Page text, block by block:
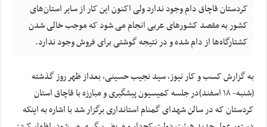
کردستان قاچاق دام وجود ندارد ولی اکنون این کار از سایر استان‌های
کشور به مقصد کشورهای عربی انجام می شود که موجب خالی شدن
کشتارگاه‌ها از دام شده و در نتیجه گوشتی برای فروش وجود ندارد.
به گزارش کسب و کار نیوز، سید نجیب حسینی، بعداز ظهر روز گذشته
(شنبه- ۱۸ اسفند)در جلسه کمیسیون پیشگیری و مبارزه با قاچاق استان
کردستان که در سالن شهدای گمنام استانداری برگزار شد با اشاره به اینکه